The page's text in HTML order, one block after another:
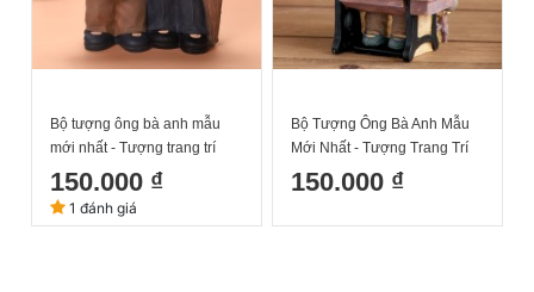
Bộ tượng ông bà anh mẫu
mới nhất - Tượng trang trí
nhà cửa ông bà đi chợ khoác
tay 18x14cm
150.000 ₫
1 đánh giá
Bộ Tượng Ông Bà Anh Mẫu
Mới Nhất - Tượng Trang Trí
Nhà Cửa Ông Bà Máy Khây
14x13cm
150.000 ₫